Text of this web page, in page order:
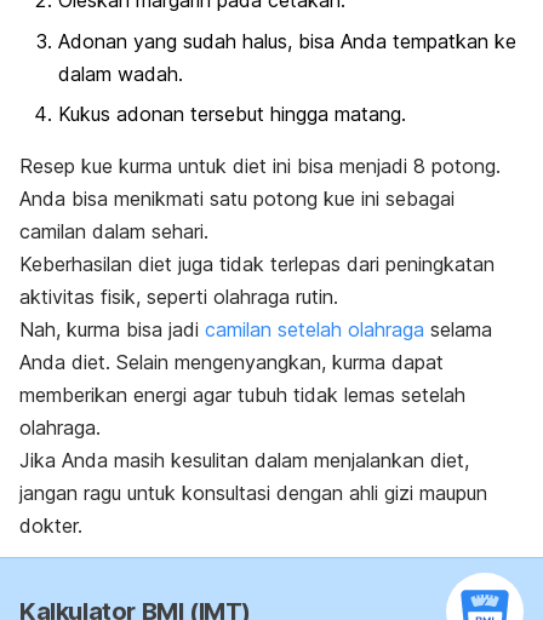
Adonan yang sudah halus, bisa Anda tempatkan ke
dalam wadah.
Kukus adonan tersebut hingga matang.
Resep kue kurma untuk diet ini bisa menjadi 8 potong.
Anda bisa menikmati satu potong kue ini sebagai
camilan dalam sehari.
Keberhasilan diet juga tidak terlepas dari peningkatan
aktivitas fisik, seperti olahraga rutin.
Nah, kurma bisa jadi camilan setelah olahraga selama
Anda diet. Selain mengenyangkan, kurma dapat
memberikan energi agar tubuh tidak lemas setelah
olahraga.
Jika Anda masih kesulitan dalam menjalankan diet,
jangan ragu untuk konsultasi dengan ahli gizi maupun
dokter.
Kalkulator BMI (IMT)